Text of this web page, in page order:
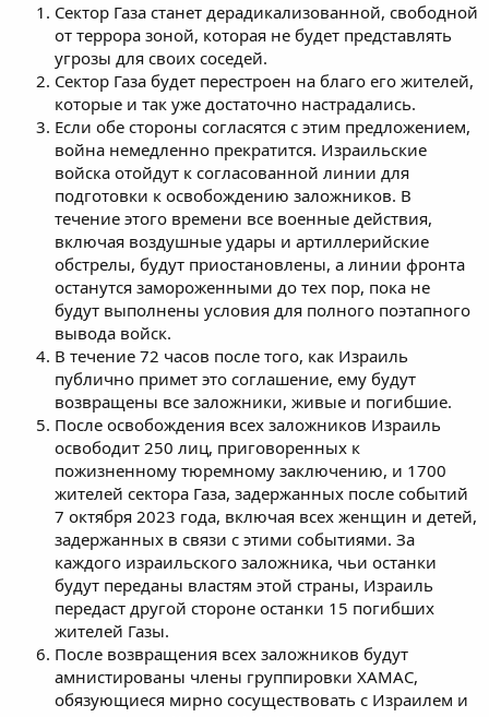
Сектор Газа станет дерадикализованной, свободной
от террора зоной, которая не будет представлять
угрозы для своих соседей.
Сектор Газа будет перестроен на благо его жителей,
которые и так уже достаточно настрадались.
Если обе стороны согласятся с этим предложением,
война немедленно прекратится. Израильские
войска отойдут к согласованной линии для
подготовки к освобождению заложников. В
течение этого времени все военные действия,
включая воздушные удары и артиллерийские
обстрелы, будут приостановлены, а линии фронта
останутся замороженными до тех пор, пока не
будут выполнены условия для полного поэтапного
вывода войск.
В течение 72 часов после того, как Израиль
публично примет это соглашение, ему будут
возвращены все заложники, живые и погибшие.
После освобождения всех заложников Израиль
освободит 250 лиц, приговоренных к
пожизненному тюремному заключению, и 1700
жителей сектора Газа, задержанных после событий
7 октября 2023 года, включая всех женщин и детей,
задержанных в связи с этими событиями. За
каждого израильского заложника, чьи останки
будут переданы властям этой страны, Израиль
передаст другой стороне останки 15 погибших
жителей Газы.
После возвращения всех заложников будут
амнистированы члены группировки ХАМАС,
обязующиеся мирно сосуществовать с Израилем и